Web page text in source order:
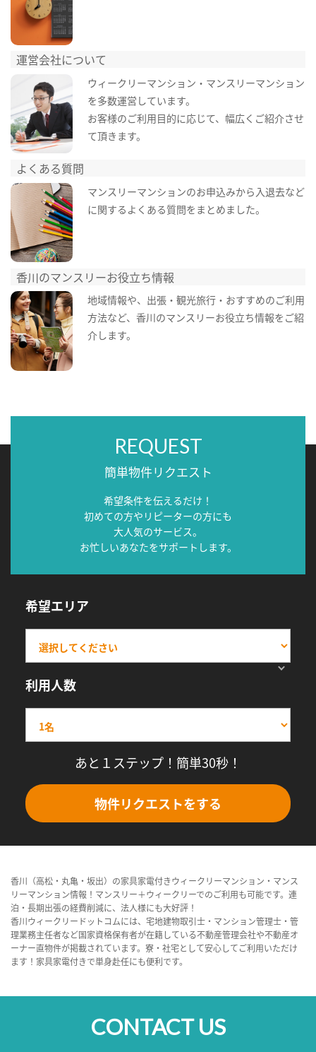
運営会社について
ウィークリーマンション・マンスリーマンション
を多数運営しています。
お客様のご利用目的に応じて、幅広くご紹介させ
て頂きます。
よくある質問
マンスリーマンションのお申込みから入退去など
に関するよくある質問をまとめました。
香川のマンスリーお役立ち情報
地域情報や、出張・観光旅行・おすすめのご利用
方法など、香川のマンスリーお役立ち情報をご紹
介します。
REQUEST
簡単物件リクエスト
希望条件を伝えるだけ！
初めての方やリピーターの方にも
大人気のサービス。
お忙しいあなたをサポートします。
希望エリア
利用人数
あと１ステップ！簡単30秒！
物件リクエストをする
香川（高松・丸亀・坂出）の家具家電付きウィークリーマンション・マンス
リーマンション情報！マンスリー＋ウィークリーでのご利用も可能です。連
泊・長期出張の経費削減に、法人様にも大好評！
香川ウィークリードットコムには、宅地建物取引士・マンション管理士・管
理業務主任者など国家資格保有者が在籍している不動産管理会社や不動産オ
ーナー直物件が掲載されています。寮・社宅として安心してご利用いただけ
ます！家具家電付きで単身赴任にも便利です。
CONTACT US